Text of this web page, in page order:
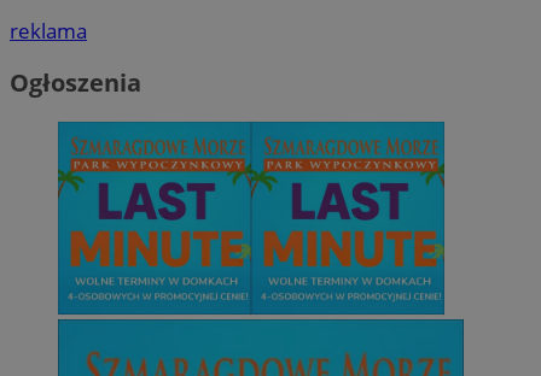
reklama
Ogłoszenia